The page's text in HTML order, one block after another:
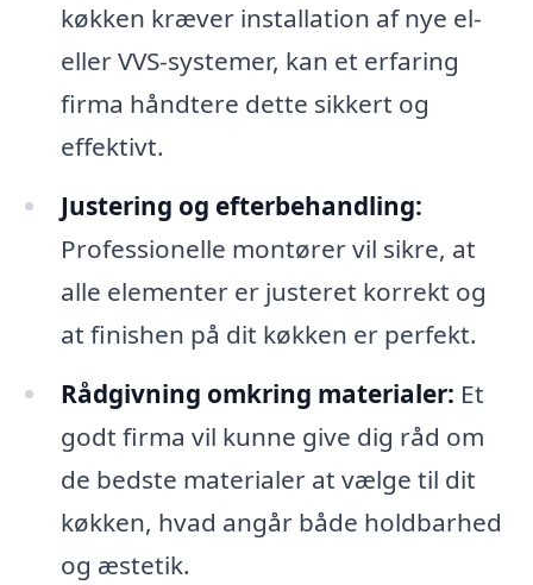
køkken kræver installation af nye el-
eller VVS-systemer, kan et erfaring
firma håndtere dette sikkert og
effektivt.
Justering og efterbehandling:
Professionelle montører vil sikre, at
alle elementer er justeret korrekt og
at finishen på dit køkken er perfekt.
Rådgivning omkring materialer: Et
godt firma vil kunne give dig råd om
de bedste materialer at vælge til dit
køkken, hvad angår både holdbarhed
og æstetik.